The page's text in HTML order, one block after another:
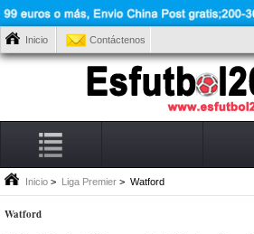
Inicio Contáctenos
Inicio > Liga Premier > Watford
Watford